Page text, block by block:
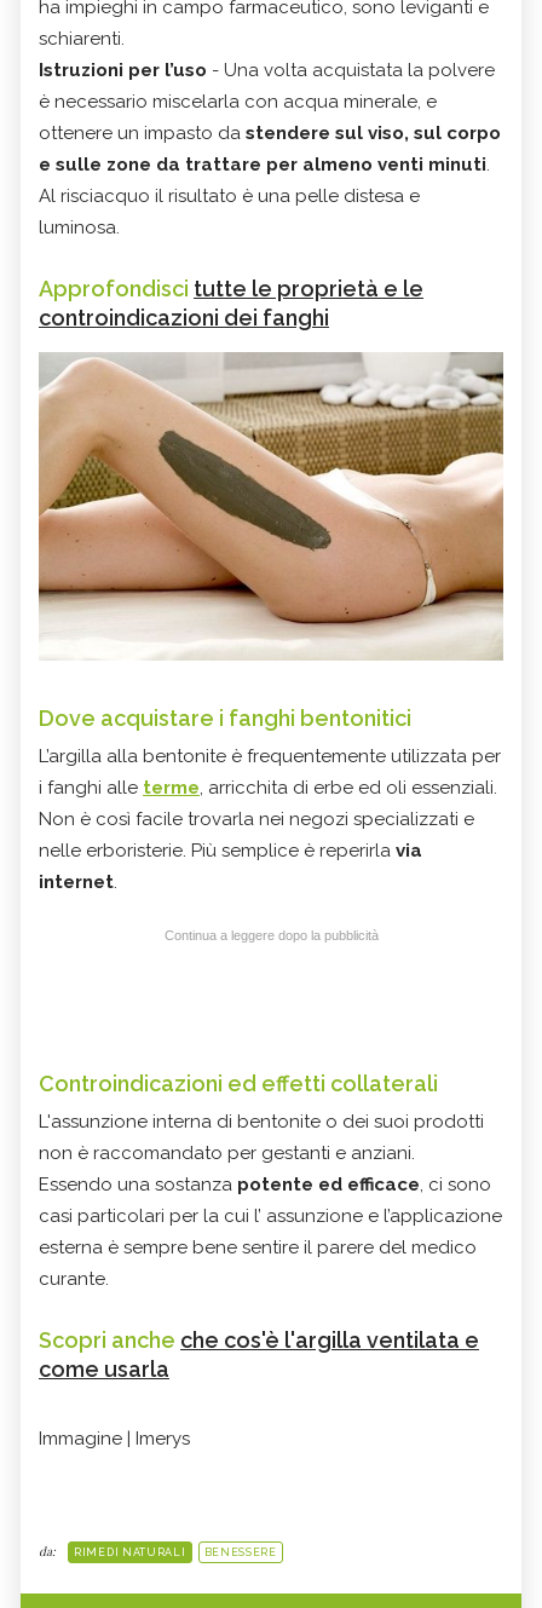
ha impieghi in campo farmaceutico, sono leviganti e
schiarenti.
Istruzioni per l’uso - Una volta acquistata la polvere
è necessario miscelarla con acqua minerale, e
ottenere un impasto da stendere sul viso, sul corpo
e sulle zone da trattare per almeno venti minuti.
Al risciacquo il risultato è una pelle distesa e
luminosa.
Approfondisci tutte le proprietà e le
controindicazioni dei fanghi
Dove acquistare i fanghi bentonitici
L’argilla alla bentonite è frequentemente utilizzata per
i fanghi alle terme, arricchita di erbe ed oli essenziali.
Non è così facile trovarla nei negozi specializzati e
nelle erboristerie. Più semplice è reperirla via
internet.
Continua a leggere dopo la pubblicità
Controindicazioni ed effetti collaterali
L'assunzione interna di bentonite o dei suoi prodotti
non è raccomandato per gestanti e anziani.
Essendo una sostanza potente ed efficace, ci sono
casi particolari per la cui l’ assunzione e l’applicazione
esterna è sempre bene sentire il parere del medico
curante.
Scopri anche che cos'è l'argilla ventilata e
come usarla
Immagine | Imerys
da: RIMEDI NATURALI BENESSERE